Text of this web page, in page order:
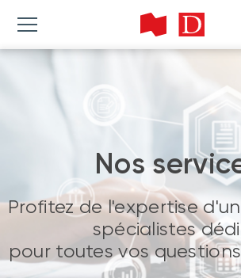
Nos
Profitez de l'expertise
spécialistes
pour toutes vos